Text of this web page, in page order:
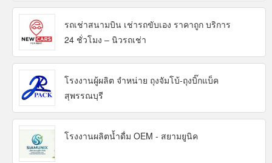
รถเช่าสนามบิน เช่ารถขับเอง ราคาถูก บริการ
24 ชั่วโมง – นิวรถเช่า
โรงงานผู้ผลิต จำหน่าย ถุงจัมโบ้-ถุงบิ๊กแบ็ค
สุพรรณบุรี
โรงงานผลิตน้ำดื่ม OEM - สยามยูนิค